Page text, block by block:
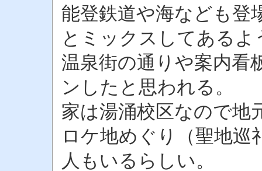
能登鉄道や海なども登
とミックスしてあるよ
温泉街の通りや案内看
ンしたと思われる。
家は湯涌校区なので地
ロケ地めぐり（聖地
人もいるらしい。